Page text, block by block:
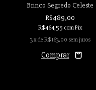
Brinco Segredo Celeste
R$489,00
R$464,55 comPix
3x de R$163,00 sem juros